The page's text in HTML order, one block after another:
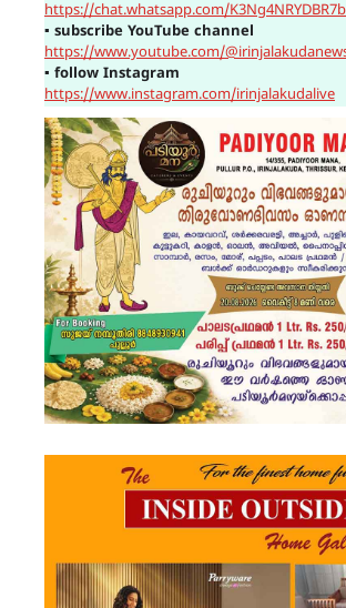
https://chat.whatsapp.com/
▪ subscribe YouTube channel
https://www.youtube.com/
▪ follow Instagram
https://www.instagram.com/irinjalakudalive